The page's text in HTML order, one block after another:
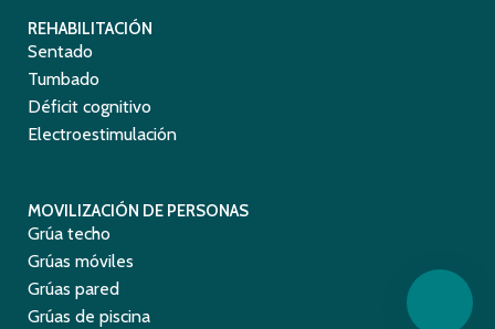
REHABILITACIÓN
Sentado
Tumbado
Déficit cognitivo
Electroestimulación
MOVILIZACIÓN DE PERSONAS
Grúa techo
Grúas móviles
Grúas pared
Grúas de piscina